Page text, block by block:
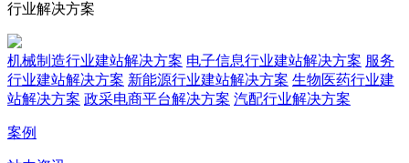
行业解决方案
机械制造行业建站解决方案 电子信息行业建站解决方案 服务
行业建站解决方案 新能源行业建站解决方案 生物医药行业建
站解决方案 政采电商平台解决方案 汽配行业解决方案
案例